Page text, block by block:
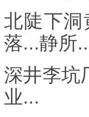
北陡下
落...静所
深井李坑
业...